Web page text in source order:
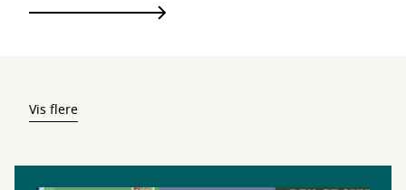
Vis flere